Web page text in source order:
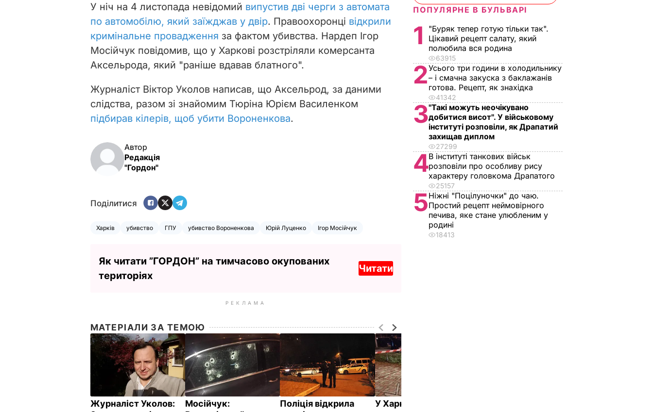
У ніч на 4 листопада невідомий випустив дві черги з автомата
по автомобілю, який заїжджав у двір. Правоохоронці відкрили
кримінальне провадження за фактом убивства. Нардеп Ігор
Мосійчук повідомив, що у Харкові розстріляли комерсанта
Аксельрода, який "раніше вдавав блатного".
Журналіст Віктор Уколов написав, що Аксельрод, за даними
слідства, разом зі знайомим Тюріна Юрієм Василенком
підбирав кілерів, щоб убити Вороненкова.
Автор
Редакція
"Гордон"
Поділитися
Харків убивство ГПУ убивство Вороненкова Юрій Луценко Ігор Мосійчук
Як читати ”ГОРДОН” на тимчасово окупованих
територіях
Читати
РЕКЛАМА
МАТЕРІАЛИ ЗА ТЕМОЮ
Журналіст Уколов:
Мосійчук:
Поліція відкрила
У Харкові з автомата
ПОПУЛЯРНЕ В БУЛЬВАРІ
1
"Буряк тепер готую тільки так".
Цікавий рецепт салату, який
полюбила вся родина
63915
2Усього три години в холодильнику
– і смачна закуска з баклажанів
готова. Рецепт, як знахідка
41342
3"Такі можуть неочікувано
добитися висот". У військовому
інституті розповіли, як Драпатий
захищав диплом
27299
4В інституті танкових військ
розповіли про особливу рису
характеру головкома Драпатого
25157
5Ніжні "Поцілуночки" до чаю.
Простий рецепт неймовірного
печива, яке стане улюбленим у
родині
18413